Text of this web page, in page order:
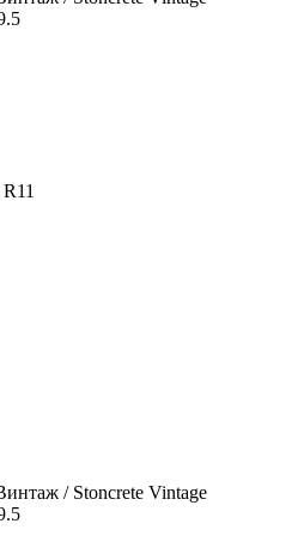
R11
/ Stoncrete Vintage